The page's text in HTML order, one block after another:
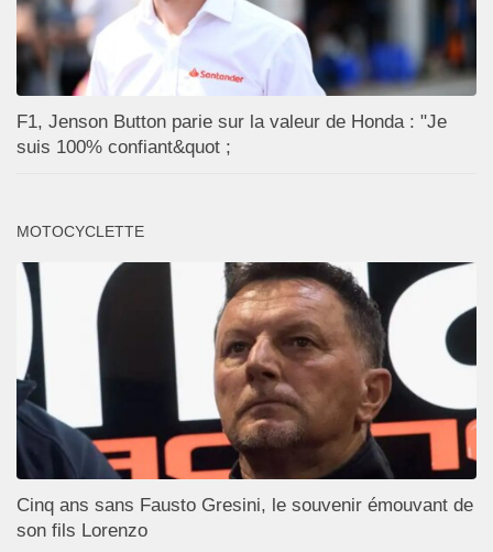
F1, Jenson Button parie sur la valeur de Honda : "Je
suis 100% confiant&quot ;
MOTOCYCLETTE
Cinq ans sans Fausto Gresini, le souvenir émouvant de
son fils Lorenzo